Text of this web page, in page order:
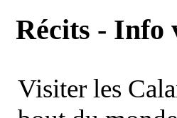
Récits - Info
Visiter les